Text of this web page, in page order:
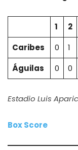
1 2
Caribes
0 1
Águilas
0 0
Estadio Luis
Box Score